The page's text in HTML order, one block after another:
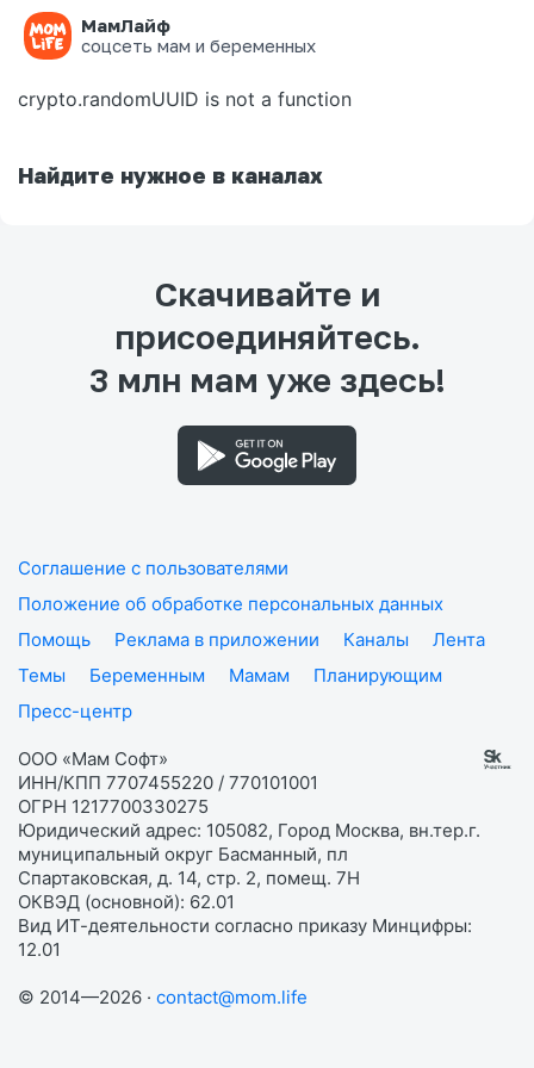
МамЛайф
соцсеть мам и беременных
Ошибка на странице
crypto.randomUUID is not a function
Найдите нужное в каналах
Скачивайте и
присоединяйтесь.
3 млн мам уже здесь!
Соглашение с пользователями
Положение об обработке персональных данных
Помощь
Реклама в приложении Каналы
Лента
Темы
Беременным Мамам
Планирующим
Пресс-центр
ООО «Мам Софт»
ИНН/КПП 7707455220 / 770101001
ОГРН 1217700330275
Юридический адрес: 105082, Город Москва, вн.тер.г.
муниципальный округ Басманный, пл
Спартаковская, д. 14, стр. 2, помещ. 7Н
ОКВЭД (основной): 62.01
Вид ИТ-деятельности согласно приказу Минцифры:
12.01
© 2014—2026 · contact@mom.life